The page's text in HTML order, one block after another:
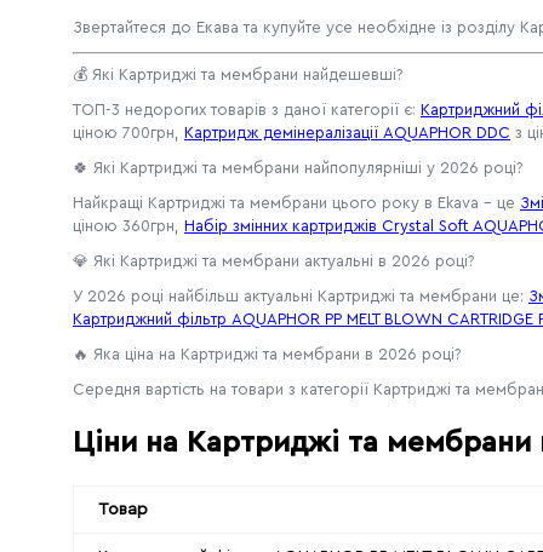
Звертайтеся до Екава та купуйте усе необхідне із розділу
💰 Які Картриджі та мембрани найдешевші?
ТОП-3 недорогих товарів з даної категорії є: Картриджний
ціною 700грн, Картридж демінералізації AQUAPHOR DDC з
🍀 Які Картриджі та мембрани найпопулярніші у 2026 році?
Найкращі Картриджі та мембрани цього року в Ekava - це
ціною 360грн, Набір змінних картриджів Crystal Soft
💎 Які Картриджі та мембрани актуальні в 2026 році?
У 2026 році найбільш актуальні Картриджі та мембрани це:
Картриджний фільтр AQUAPHOR PP MELT BLOWN CARTRIDGE
🔥 Яка ціна на Картриджі та мембрани в 2026 році?
Середня вартість на товари з категорії Картриджі та
Ціни на Картриджі та мембрани
Товар